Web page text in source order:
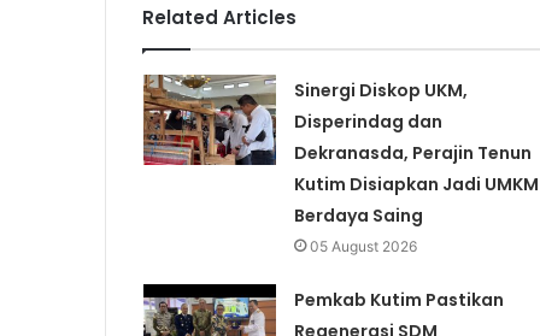
Related Articles
Sinergi Diskop UKM,
Disperindag dan
Dekranasda, Perajin Tenun
Kutim Disiapkan Jadi UMKM
Berdaya Saing
05 August 2026
Pemkab Kutim Pastikan
Regenerasi SDM